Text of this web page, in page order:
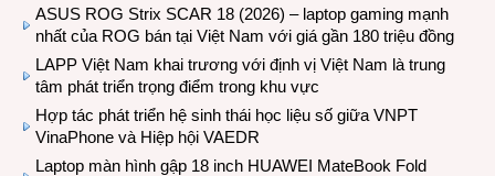
ASUS ROG Strix SCAR 18 (2026) – laptop gaming mạnh
nhất của ROG bán tại Việt Nam với giá gần 180 triệu đồng
LAPP Việt Nam khai trương với định vị Việt Nam là trung
tâm phát triển trọng điểm trong khu vực
Hợp tác phát triển hệ sinh thái học liệu số giữa VNPT
VinaPhone và Hiệp hội VAEDR
Laptop màn hình gập 18 inch HUAWEI MateBook Fold